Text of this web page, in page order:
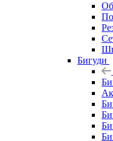
Бигуди